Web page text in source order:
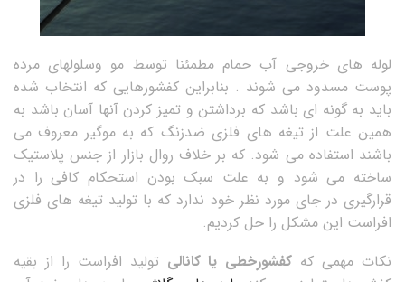
لوله های خروجی آب حمام مطمئنا توسط مو وسلولهای مرده
پوست مسدود می شوند . بنابراین کفشورهایی که انتخاب شده
باید به گونه ای باشد که برداشتن و تمیز کردن آنها آسان باشد به
همین علت از تیغه های فلزی ضدزنگ که به موگیر معروف می
باشند استفاده می شود. که بر خلاف روال بازار از جنس پلاستیک
ساخته می شود و به علت سبک بودن استحکام کافی را در
قرارگیری در جای مورد نظر خود ندارد که با تولید تیغه های فلزی
افراست این مشکل را حل کردیم.
نکات مهمی که کفشورخطی یا کانالی تولید افراست را از بقیه